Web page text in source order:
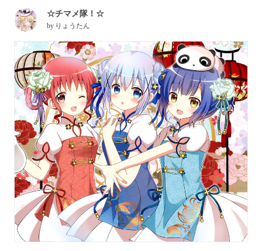
☆チマメ隊！☆
by りょうたん